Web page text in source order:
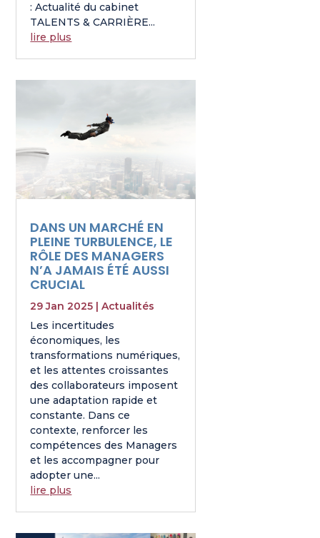
: Actualité du cabinet
TALENTS & CARRIÈRE...
lire plus
DANS UN MARCHÉ EN
PLEINE TURBULENCE, LE
RÔLE DES MANAGERS
N’A JAMAIS ÉTÉ AUSSI
CRUCIAL
29 Jan 2025 |Actualités
Les incertitudes
économiques, les
transformations numériques,
et les attentes croissantes
des collaborateurs imposent
une adaptation rapide et
constante. Dans ce
contexte, renforcer les
compétences des Managers
et les accompagner pour
adopter une...
lire plus